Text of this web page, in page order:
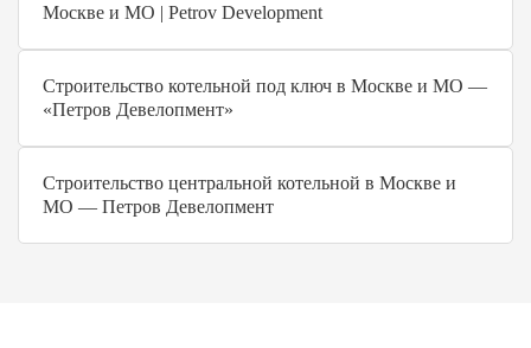
Москве и МО | Petrov Development
Строительство котельной под ключ в Москве и МО —
«Петров Девелопмент»
Строительство центральной котельной в Москве и
МО — Петров Девелопмент